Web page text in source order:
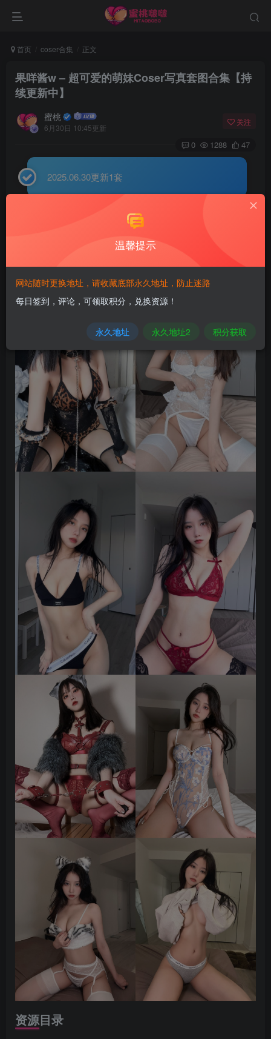
首页 coser合集 正文
果咩酱w – 超可爱的萌妹Coser写真套图合集【持
续更新中】
蜜桃
6月30日 10:45更新
关注
0 1288 47
2025.06.30更新1套
资源目录
温馨提示
网站随时更换地址，请收藏底部永久地址，防止迷路
每日签到，评论，可领取积分，兑换资源！
永久地址 永久地址2 积分获取